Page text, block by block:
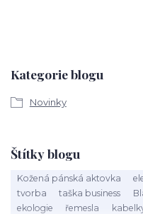
Kategorie blogu
Novinky
Štítky blogu
Kožená pánská aktovka
tvorba
taška business
ekologie
řemesla